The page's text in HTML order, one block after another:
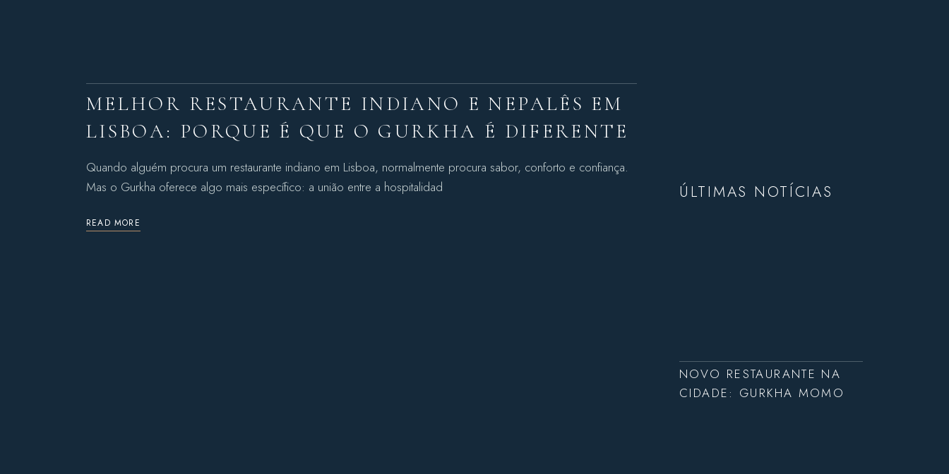
MELHOR RESTAURANTE INDIANO E NEPALÊS EM
LISBOA: PORQUE É QUE O GURKHA É DIFERENTE
Quando alguém procura um restaurante indiano em Lisboa, normalmente procura sabor, conforto e confiança.
Mas o Gurkha oferece algo mais específico: a união entre a hospitalidad
READ MORE
ÚLTIMAS NOTÍCIAS
NOVO RESTAURANTE NA
CIDADE: GURKHA MOMO